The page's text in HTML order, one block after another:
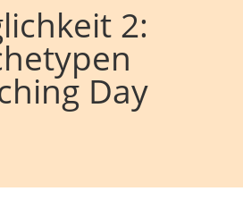
2:
Day